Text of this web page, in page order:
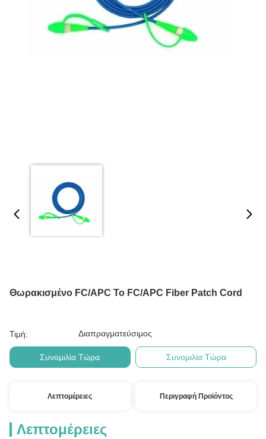
Θωρακισμένο FC/APC To FC/APC Fiber Patch Cord
Τιμή: Διαπραγματεύσιμος
Συνομιλία Τώρα Συνομιλία Τώρα
Λεπτομέρειες Περιγραφή Προϊόντος
Λεπτομέρειες